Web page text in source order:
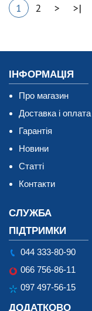
1 2 > >|
ІНФОРМАЦІЯ
Про магазин
Доставка і оплата
Гарантія
Новини
Статті
Контакти
СЛУЖБА
ПІДТРИМКИ
044 333-80-90
066 756-86-11
097 497-56-15
ДОДАТКОВО